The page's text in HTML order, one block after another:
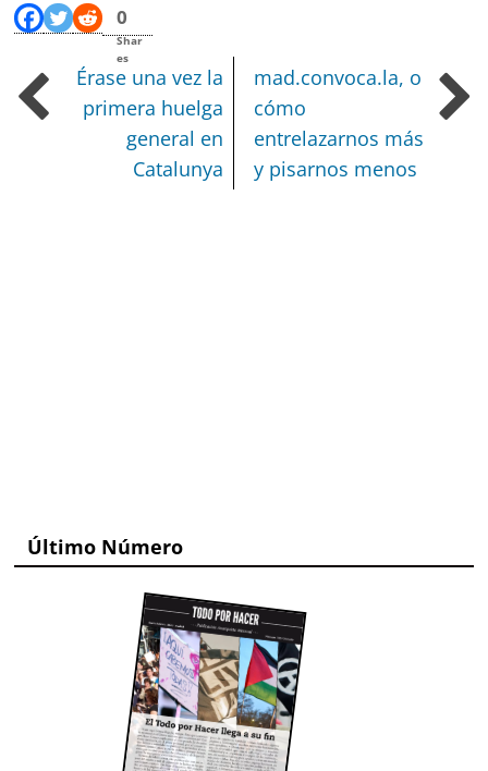
0
Shar
es
Érase una vez la
primera huelga
general en
Catalunya
mad.convoca.la, o
cómo
entrelazarnos más
y pisarnos menos
Último Número